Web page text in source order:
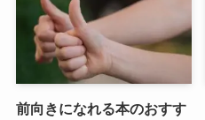
前向きになれる本のおすす